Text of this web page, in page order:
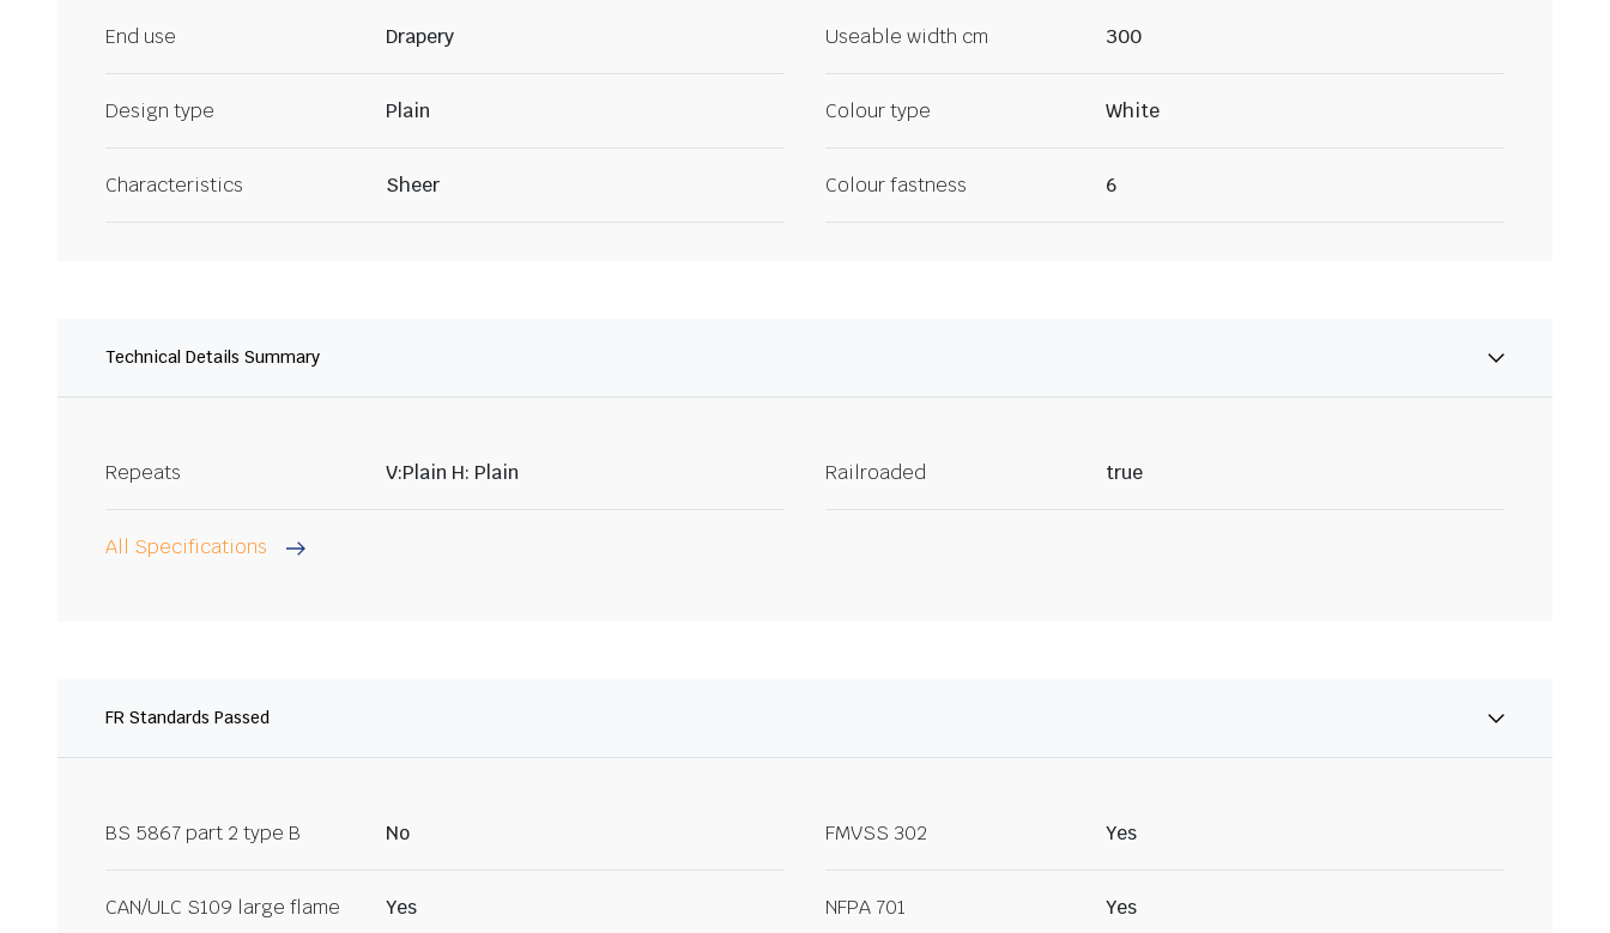
End use Drapery Useable width cm 300
Design type Plain Colour type White
Characteristics Sheer Colour fastness 6
Technical Details Summary
Repeats V:Plain H: Plain Railroaded true
All Specifications
FR Standards Passed
BS 5867 part 2 type B No FMVSS 302 Yes
CAN/ULC S109 large flame Yes NFPA 701 Yes